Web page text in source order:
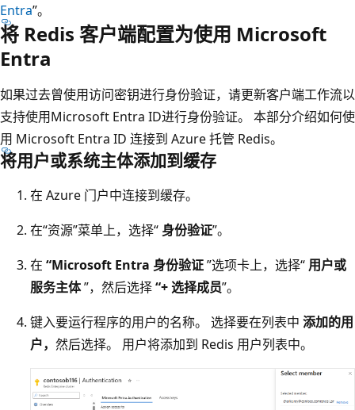
Entra”。
将 Redis 客户端配置为使用 Microsoft
Entra
如果过去曾使用访问密钥进行身份验证，请更新客户端工作流以
支持使用Microsoft Entra ID进行身份验证。 本部分介绍如何使
用 Microsoft Entra ID 连接到 Azure 托管 Redis。
将用户或系统主体添加到缓存
在 Azure 门户中连接到缓存。
在“资源”菜单上，选择“ 身份验证”。
在 “Microsoft Entra 身份验证”选项卡上，选择“ 用户或
服务主体”，然后选择“+ 选择成员”。
键入要运行程序的用户的名称。 选择要在列表中 添加的用
户， 然后选择。 用户将添加到 Redis 用户列表中。